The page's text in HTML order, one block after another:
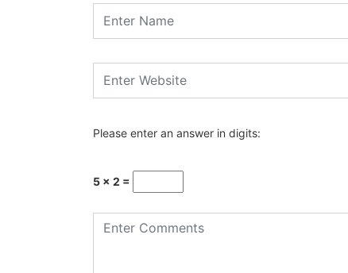
Please enter an answer in digits:
5 × 2 =